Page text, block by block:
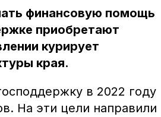
финансовую помощь
приобретают
курирует
края.
в 2022 году
На эти цели направили